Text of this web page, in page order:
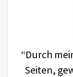
“Durch
Seiten,